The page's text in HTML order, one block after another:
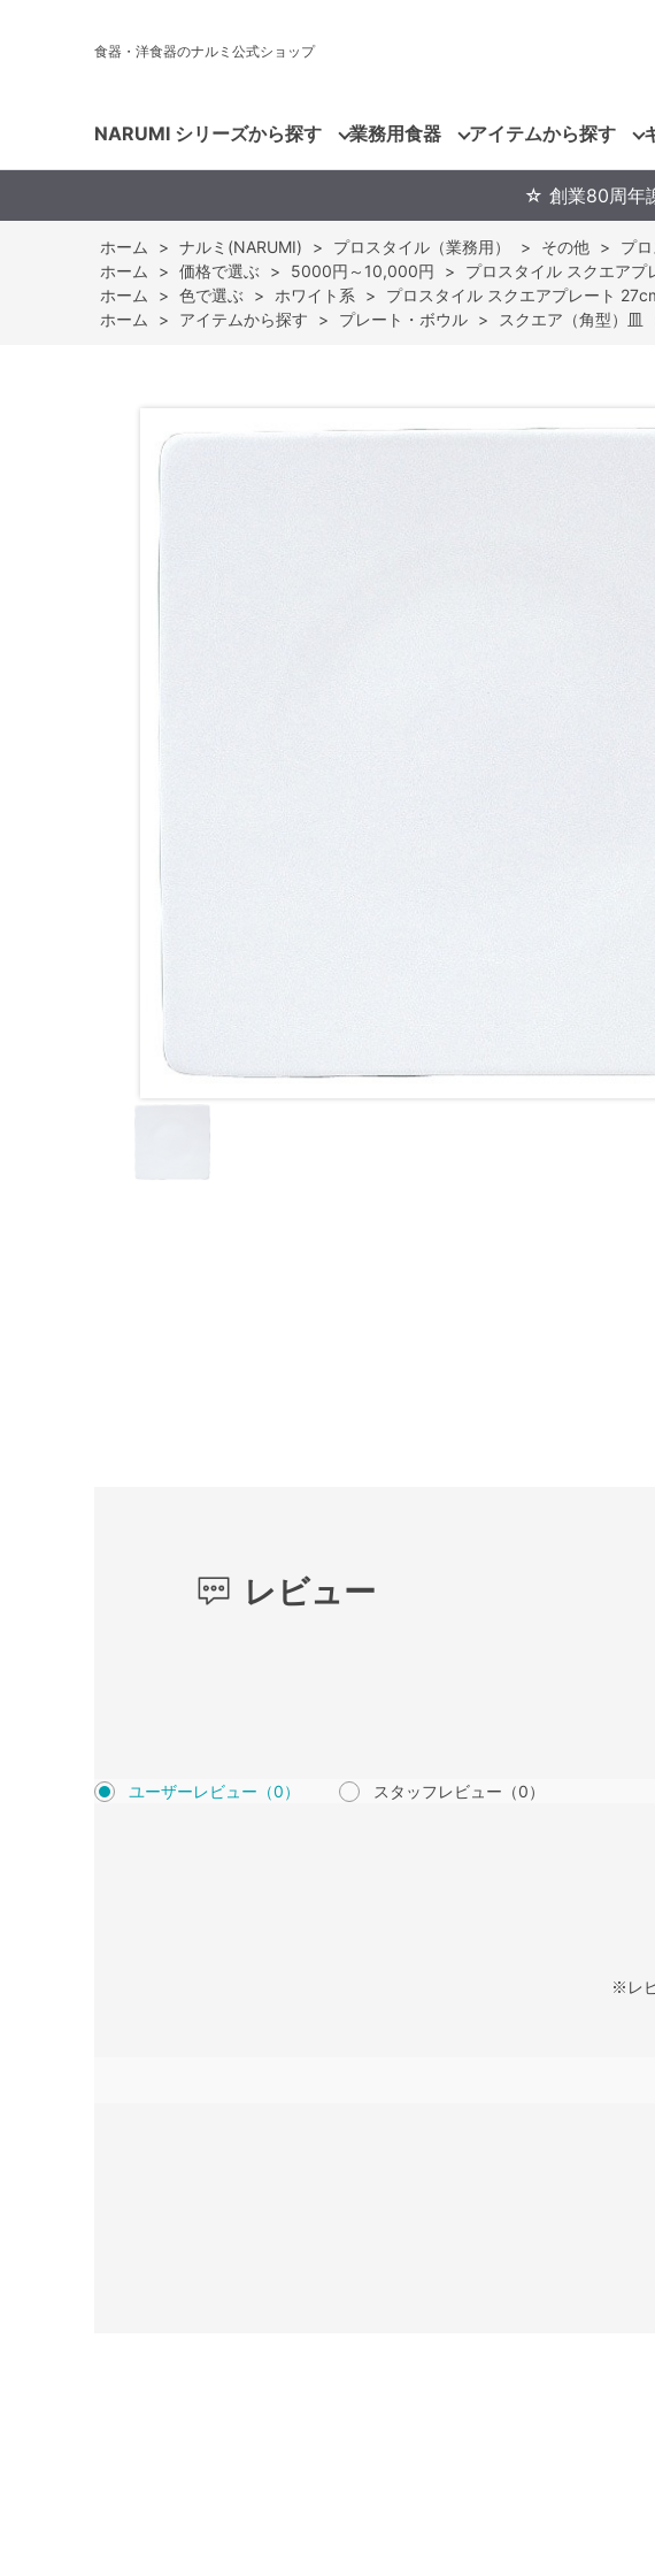
食器・洋食器のナルミ公式ショップ
NARUMI シリーズから探す 業務用食器 アイテムから探す
☆ 創業80周年
ホーム > ナルミ(NARUMI) > プロスタイル（業務用） > その他 >
プ
ホーム
> 価格で選ぶ > 5000円～10,000円 >
プロスタイル スクエア
ホーム
> 色で選ぶ > ホワイト系 >
プロスタイル スクエアプレート
ホーム
> アイテムから探す > プレート・ボウル > スクエア（角型）皿
レビュー
ユーザーレビュー （0） スタッフレビュー （0）
※レ